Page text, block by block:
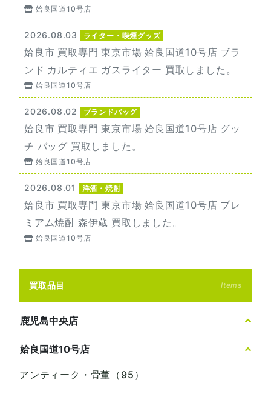
姶良国道10号店
2026.08.03 ライター・喫煙グッズ
姶良市 買取専門 東京市場 姶良国道10号店 ブラ
ンド カルティエ ガスライター 買取しました。
姶良国道10号店
2026.08.02 ブランドバッグ
姶良市 買取専門 東京市場 姶良国道10号店 グッ
チ バッグ 買取しました。
姶良国道10号店
2026.08.01 洋酒・焼酎
姶良市 買取専門 東京市場 姶良国道10号店 プレ
ミアム焼酎 森伊蔵 買取しました。
姶良国道10号店
買取品目 Items
鹿児島中央店
姶良国道10号店
アンティーク・骨董（95）